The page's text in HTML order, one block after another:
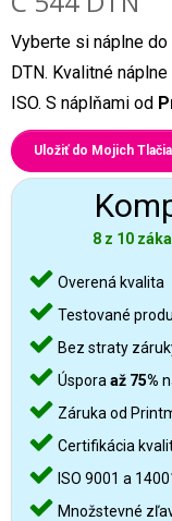
Vyberte si náplne do
DTN. Kvalitné
ISO. S náplňami od
Uložiť do Mojich
8 z 10
Overená kvalita
Testované
Bez straty
Úspora až 75%
Záruka od
Certifikácia
ISO 9001 a
Množstevné